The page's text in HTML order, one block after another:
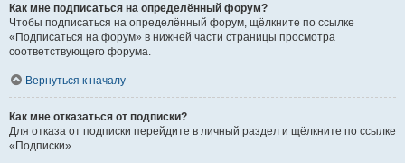
Как мне подписаться на определённый форум?
Чтобы подписаться на определённый форум, щёлкните по ссылке
«Подписаться на форум» в нижней части страницы просмотра
соответствующего форума.
Вернуться к началу
Как мне отказаться от подписки?
Для отказа от подписки перейдите в личный раздел и щёлкните по ссылке
«Подписки».